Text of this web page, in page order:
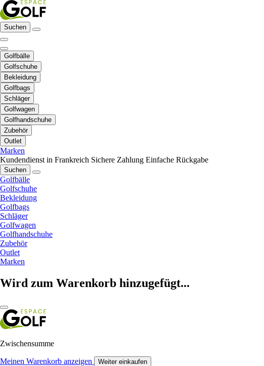
Suchen
Golfbälle
Golfschuhe
Bekleidung
Golfbags
Schläger
Golfwagen
Golfhandschuhe
Zubehör
Outlet
Marken
Kundendienst in Frankreich Sichere Zahlung Einfache Rückgabe
Suchen
Golfbälle
Golfschuhe
Bekleidung
Golfbags
Schläger
Golfwagen
Golfhandschuhe
Zubehör
Outlet
Marken
Wird zum Warenkorb hinzugefügt...
Zwischensumme
Meinen Warenkorb anzeigen Weiter einkaufen